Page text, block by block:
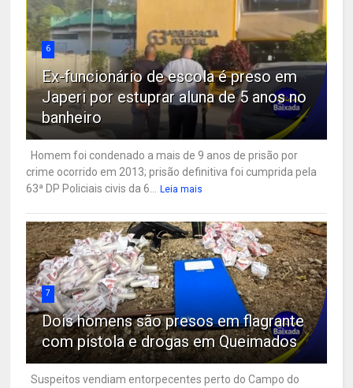
6
Ex-funcionário de escola é preso em
Japeri por estuprar aluna de 5 anos no
banheiro
Homem foi condenado a mais de 9 anos de prisão por
crime ocorrido em 2013; prisão definitiva foi cumprida pela
63ª DP Policiais civis da 6...
Leia mais
7
Dois homens são presos em flagrante
com pistola e drogas em Queimados
Suspeitos vendiam entorpecentes perto do Campo do